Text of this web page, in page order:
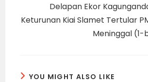
Delapan Ekor
Keturunan Kiai Slamet Tertular
Meninggal
YOU MIGHT ALSO LIKE